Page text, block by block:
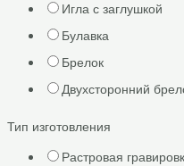
Игла с заглушкой
Булавка
Брелок
Двухсторонний
Тип изготовления
Растровая